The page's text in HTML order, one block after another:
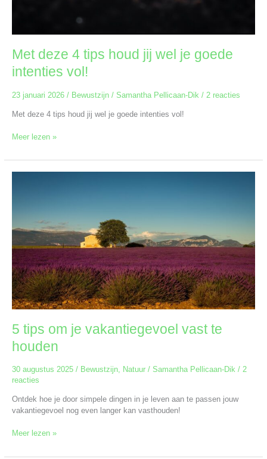
Met deze 4 tips houd jij wel je goede
intenties vol!
23 januari 2026 / Bewustzijn/ Samantha Pellicaan-Dik / 2 reacties
Met deze 4 tips houd jij wel je goede intenties vol!
Meer lezen »
5 tips om je vakantiegevoel vast te
houden
30 augustus 2025 / Bewustzijn, Natuur/ Samantha Pellicaan-Dik / 2
reacties
Ontdek hoe je door simpele dingen in je leven aan te passen jouw
vakantiegevoel nog even langer kan vasthouden!
vakantiegevoel
vast
te
houden
Meer lezen »